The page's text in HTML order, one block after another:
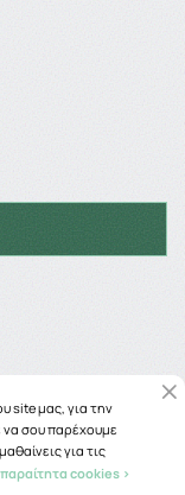
site μας, για την
να σου παρέχουμε
για τις
cookies >